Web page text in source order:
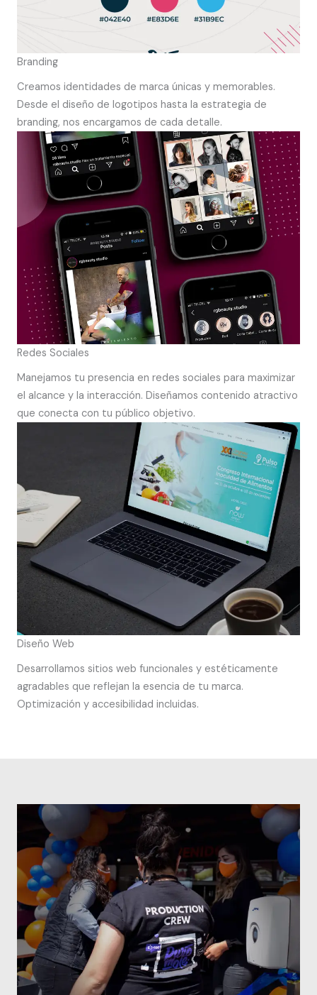
Branding
Creamos identidades de marca únicas y memorables.
Desde el diseño de logotipos hasta la estrategia de
branding, nos encargamos de cada detalle.
Redes Sociales
Manejamos tu presencia en redes sociales para maximizar
el alcance y la interacción. Diseñamos contenido atractivo
que conecta con tu público objetivo.
Diseño Web
Desarrollamos sitios web funcionales y estéticamente
agradables que reflejan la esencia de tu marca.
Optimización y accesibilidad incluidas.